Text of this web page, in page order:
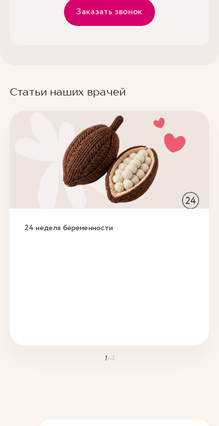
Заказать звонок
Статьи наших врачей
24 неделя беременности
1/4